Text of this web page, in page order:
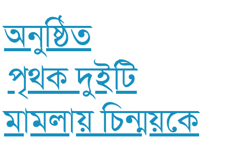
অনুষ্ঠিত
পৃথক ​দুইটি
মামলায় চিন্ময়কে